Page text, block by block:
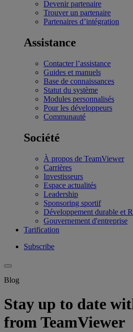
Devenir partenaire
Trouver un partenaire
Partenaires d’intégration
Assistance
Contacter l’assistance
Guides et manuels
Base de connaissances
Statut du système
Modules personnalisés
Pour les développeurs
Communauté
Société
À propos de TeamViewer
Carrières
Investisseurs
Espace actualités
Leadership
Sponsoring sportif
Développement durable et
Gouvernement d'entreprise
Tarification
Subscribe
Blog
Stay up to date
from TeamViewer